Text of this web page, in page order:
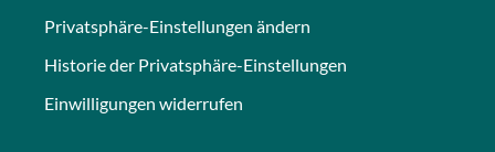
Privatsphäre-Einstellungen ändern
Historie der Privatsphäre-Einstellungen
Einwilligungen widerrufen